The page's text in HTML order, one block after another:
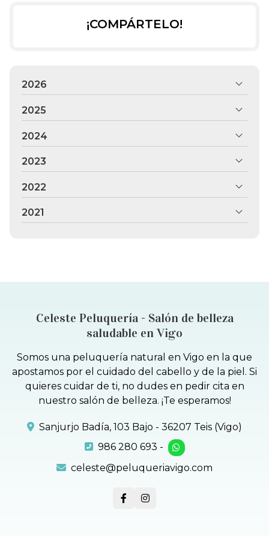
¡COMPÁRTELO!
2026
2025
2024
2023
2022
2021
Celeste Peluquería - Salón de belleza
saludable en Vigo
Somos una peluquería natural en Vigo en la que
apostamos por el cuidado del cabello y de la piel. Si
quieres cuidar de ti, no dudes en pedir cita en
nuestro salón de belleza. ¡Te esperamos!
Sanjurjo Badía, 103 Bajo - 36207 Teis (Vigo)
986 280 693 -
celeste@peluqueriavigo.com